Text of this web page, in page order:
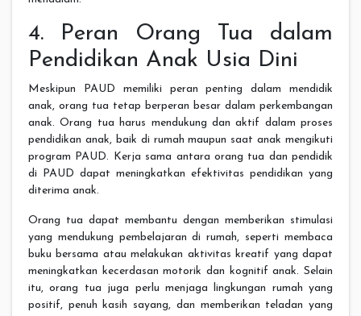
4. Peran Orang Tua dalam
Pendidikan Anak Usia Dini
Meskipun PAUD memiliki peran penting dalam mendidik
anak, orang tua tetap berperan besar dalam perkembangan
anak. Orang tua harus mendukung dan aktif dalam proses
pendidikan anak, baik di rumah maupun saat anak mengikuti
program PAUD. Kerja sama antara orang tua dan pendidik
di PAUD dapat meningkatkan efektivitas pendidikan yang
diterima anak.
Orang tua dapat membantu dengan memberikan stimulasi
yang mendukung pembelajaran di rumah, seperti membaca
buku bersama atau melakukan aktivitas kreatif yang dapat
meningkatkan kecerdasan motorik dan kognitif anak. Selain
itu, orang tua juga perlu menjaga lingkungan rumah yang
positif, penuh kasih sayang, dan memberikan teladan yang